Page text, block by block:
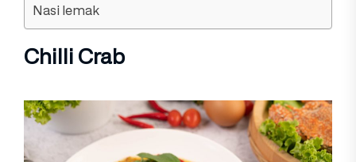
Nasi lemak
Chilli Crab